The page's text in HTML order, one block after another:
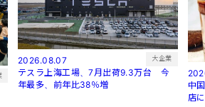
2026.08.07 大企業
テスラ上海工場、7月出荷9.3万台 今
年最多、前年比38％増
中
店